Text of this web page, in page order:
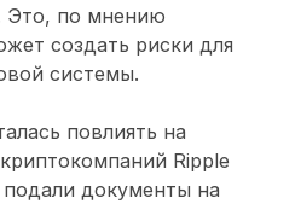
Это, по мнению
создать риски для
системы.
повлиять на
Ripple
документы на